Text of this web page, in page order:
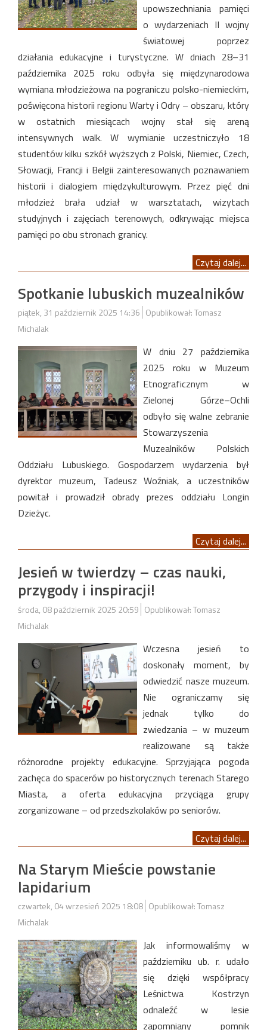
upowszechniania pamięci
o wydarzeniach II wojny
światowej poprzez
działania edukacyjne i turystyczne. W dniach 28–31
października 2025 roku odbyła się międzynarodowa
wymiana młodzieżowa na pograniczu polsko-niemieckim,
poświęcona historii regionu Warty i Odry – obszaru, który
w ostatnich miesiącach wojny stał się areną
intensywnych walk. W wymianie uczestniczyło 18
studentów kilku szkół wyższych z Polski, Niemiec, Czech,
Słowacji, Francji i Belgii zainteresowanych poznawaniem
historii i dialogiem międzykulturowym. Przez pięć dni
młodzież brała udział w warsztatach, wizytach
studyjnych i zajęciach terenowych, odkrywając miejsca
pamięci po obu stronach granicy.
Czytaj dalej...
Spotkanie lubuskich muzealników
piątek, 31 październik 2025 14:36 Opublikował: Tomasz
Michalak
W dniu 27 października
2025 roku w Muzeum
Etnograficznym w
Zielonej Górze–Ochli
odbyło się walne zebranie
Stowarzyszenia
Muzealników Polskich
Oddziału Lubuskiego. Gospodarzem wydarzenia był
dyrektor muzeum, Tadeusz Woźniak, a uczestników
powitał i prowadził obrady prezes oddziału Longin
Dzieżyc.
Czytaj dalej...
Jesień w twierdzy – czas nauki,
przygody i inspiracji!
środa, 08 październik 2025 20:59 Opublikował: Tomasz
Michalak
Wczesna jesień to
doskonały moment, by
odwiedzić nasze muzeum.
Nie ograniczamy się
jednak tylko do
zwiedzania – w muzeum
realizowane są także
różnorodne projekty edukacyjne. Sprzyjająca pogoda
zachęca do spacerów po historycznych terenach Starego
Miasta, a oferta edukacyjna przyciąga grupy
zorganizowane – od przedszkolaków po seniorów.
Czytaj dalej...
Na Starym Mieście powstanie
lapidarium
czwartek, 04 wrzesień 2025 18:08 Opublikował: Tomasz
Michalak
Jak informowaliśmy w
październiku ub. r. udało
się dzięki współpracy
Leśnictwa Kostrzyn
odnaleźć w lesie
zapomniany pomnik